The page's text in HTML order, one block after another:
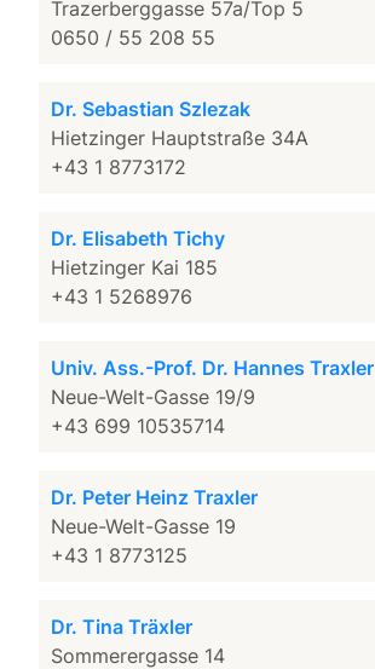
Trazerberggasse 57a/Top 5
0650 / 55 208 55
Dr. Sebastian Szlezak
Hietzinger Hauptstraße 34A
+43 1 8773172
Dr. Elisabeth Tichy
Hietzinger Kai 185
+43 1 5268976
Univ. Ass.-Prof. Dr. Hannes Traxler
Neue-Welt-Gasse 19/9
+43 699 10535714
Dr. Peter Heinz Traxler
Neue-Welt-Gasse 19
+43 1 8773125
Dr. Tina Träxler
Sommerergasse 14